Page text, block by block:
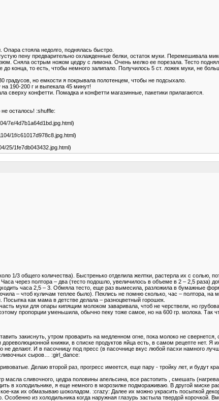
стояла недолго, поднялась быстро.
пену предварительно охлажденные белки, остаток муки. Перемешивала
Сняла острым ножом цедру с лимона. Очень мелко ее порезала. Тесто
до конца, то есть, чтобы немного залипало. Получилось 5 ст. ложек муки, не
градусов, но емкости я покрывала полотенцем, чтобы не подсыхало.
190-200 г и выпекала 45 минут!
конфетти. Помадка и конфетти магазинные, пакетики прилагаются.
осталось! :shuffle:
7e/4d7b1a64d1bd.jpg.html)
1f/c61017d978c8.jpg.html)
25/1fe7db043432.jpg.html)
1/3 общего количества). Быстренько отделила желтки, растерла их с солью,
через полтора – два (тесто подошло, увеличилось в объеме в 2 – 2,5 раза)
часа 2,5 – 3. Обмяла тесто, еще раз вымесила, разложила в бумажные
– чтоб куличам теплее было). Пеклись не помню сколько, час – полтора,
как мама в детстве делала – разноцветный горошек.
муки для опары кипящим молоком заваривала, чтоб не черствели, но
пропорции уменьшила, обычно пеку тоже самое, но на 600 гр. молока. Так
закиснуть, утром проварить на медленном огне, пока молоко не
книжки, в списке продуктов яйца есть, в самом рецепте нет.
делают. И в пасочницу под пресс (в пасочнице вкус любой пасхи намного
сыров… :girl_dance:
Делаю второй раз, прогресс имеется, еще пару - тройку лет, и будут
масла сливочного, цедра половины апельсина, все растопить , смешать
в холодильнике, я еще немного в морозилке подмораживаю. В другой миске
как их обмазываю шоколадом. :crazy: Далее их можно украсить посыпкой
из холодильника когда наружная глазурь застыла твердой